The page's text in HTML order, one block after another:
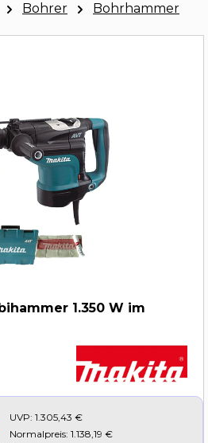
Bohrer Bohrhammer
1.350 W im
UVP: 1.305,43 €
Normalpreis: 1.138,19 €